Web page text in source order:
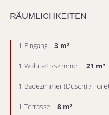
RÄUMLICHKEITEN
1 Eingang 3 m²
1 Wohn-/Esszimmer 21 m²
1 Badezimmer (Dusch) /
1 Terrasse 8 m²